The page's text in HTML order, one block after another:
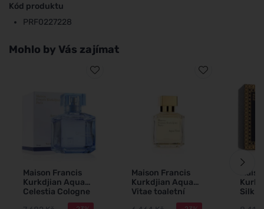
Kód produktu
PRF0227228
Mohlo by Vás zajímat
Maison Francis
Kurkdjian Aqua
Celestia Cologne
Maison Francis
Kurkdjian Aqua
Vitae toaletní
voda unisex
Silk